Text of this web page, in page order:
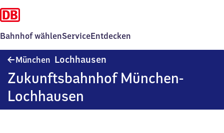
Bahnhof wählenServiceEntdecken
München Lochhausen
Zukunftsbahnhof München-
Lochhausen